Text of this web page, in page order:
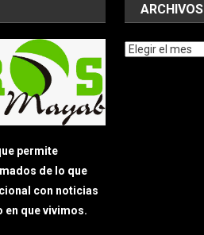
permite
de lo que
con noticias
en que vivimos.
ARCHIVOS
Archivos